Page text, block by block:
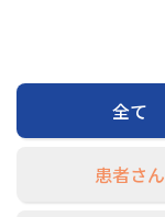
全て
患者さん